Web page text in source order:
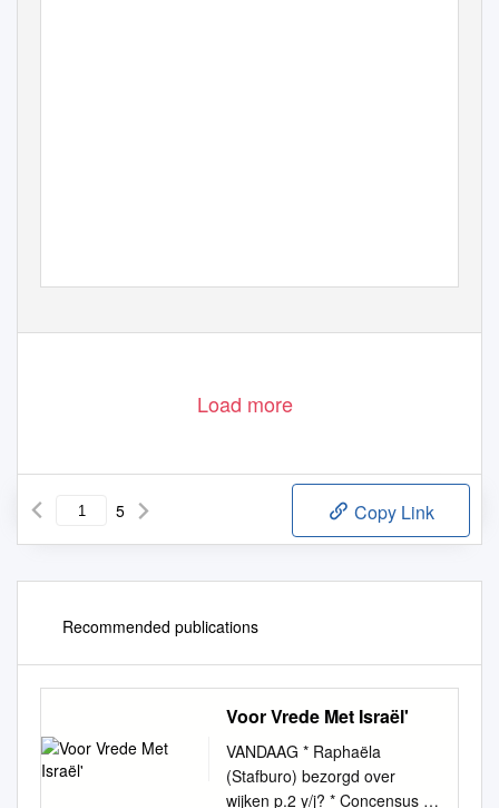
Load more
5 Copy Link
Recommended publications
Voor Vrede Met Israël'
VANDAAG * Raphaëla
(Stafburo) bezorgd over
wijken p.2 y/j? * Concensus bij